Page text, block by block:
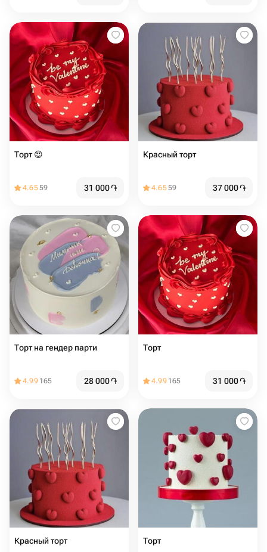
Торт ️️️️️😍️
4.6559 31 000֏
Красный торт
4.6559 37 000֏
Торт на гендер парти
4.99 165 28 000֏
Торт ️️️️️️
4.99 165 31 000֏
Красный торт Торт ️️️